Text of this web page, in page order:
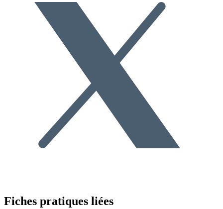
Fiches pratiques liées